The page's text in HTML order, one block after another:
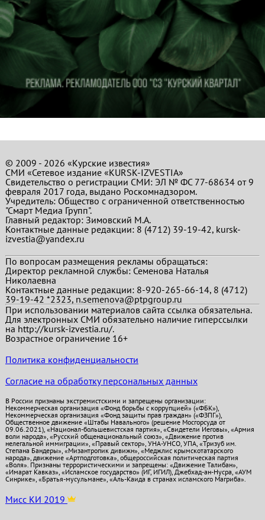
© 2009 - 2026 «Курские известия»
СМИ «Сетевое издание «KURSK-IZVESTIA»
Свидетельство о регистрации СМИ: ЭЛ № ФС 77-68634 от 9
февраля 2017 года, выдано Роскомнадзором.
Учредитель: Общество с ограниченной ответственностью
"Смарт Медиа Групп".
Главный редактор:Зимовский М.А.
Контактные данные редакции: 8 (4712) 39-19-42, kursk-
izvestia@yandex.ru
По вопросам размещения рекламы обращаться:
Директор рекламной службы: Семенова Наталья
Николаевна
Контактные данные редакции: 8-920-265-66-14, 8 (4712)
39-19-42 *2323, n.semenova@ptpgroup.ru
При использовании материалов сайта ссылка обязательна.
Для электронных СМИ обязательно наличие гиперссылки
на http://kursk-izvestia.ru/.
Возрастное ограничение 16+
Политика конфиденциальности
Согласие на обработку персональных данных
В России признаны экстремистскими и запрещены организации:
Некоммерческая организация «Фонд борьбы с коррупцией» («ФБК»),
Некоммерческая организация «Фонд защиты прав граждан» («ФЗПГ»),
Общественное движение «Штабы Навального» (решение Мосгорсуда от
09.06.2021), «Национал-большевистская партия», «Свидетели Иеговы», «Армия
воли народа», «Русский общенациональный союз», «Движение против
нелегальной иммиграции», «Правый сектор», УНА-УНСО, УПА, «Тризуб им.
Степана Бандеры», «Мизантропик дивижн», «Меджлис крымскотатарского
народа», движение «Артподготовка», общероссийская политическая партия
«Воля». Признаны террористическими и запрещены: «Движение Талибан»,
«Имарат Кавказ», «Исламское государство» (ИГ, ИГИЛ), Джебхад-ан-Нусра, «АУМ
Синрике», «Братья-мусульмане», «Аль-Каида в странах исламского Магриба».
Мисс КИ 2019